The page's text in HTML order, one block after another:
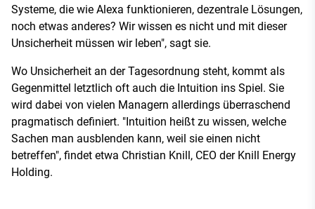
Systeme, die wie Alexa funktionieren, dezentrale Lösungen,
noch etwas anderes? Wir wissen es nicht und mit dieser
Unsicherheit müssen wir leben", sagt sie.
Wo Unsicherheit an der Tagesordnung steht, kommt als
Gegenmittel letztlich oft auch die Intuition ins Spiel. Sie
wird dabei von vielen Managern allerdings überraschend
pragmatisch definiert. "Intuition heißt zu wissen, welche
Sachen man ausblenden kann, weil sie einen nicht
betreffen", findet etwa Christian Knill, CEO der Knill Energy
Holding.